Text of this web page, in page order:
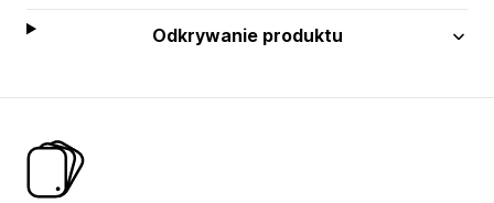
Odkrywanie produktu